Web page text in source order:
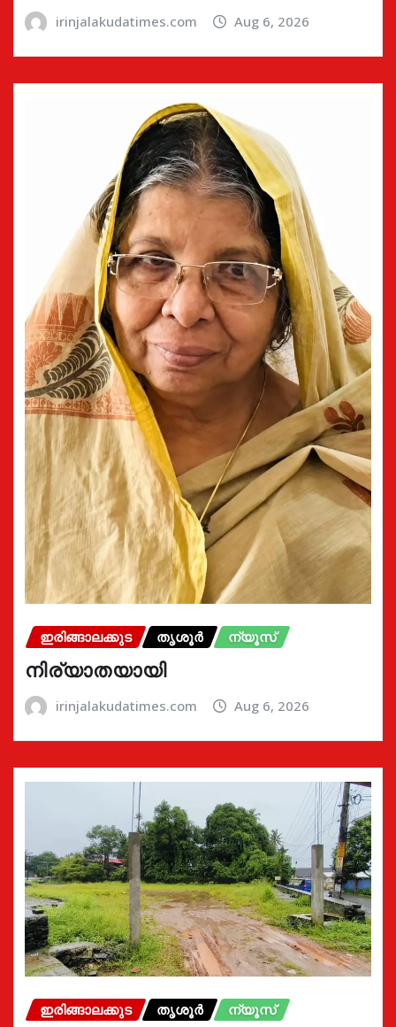
irinjalakudatimes.com Aug 6, 2026
ഇരിങ്ങാലക്കുട തൃശൂർ ന്യൂസ്
നിര്യാതയായി
irinjalakudatimes.com Aug 6, 2026
ഇരിങ്ങാലക്കുട തൃശൂർ ന്യൂസ്